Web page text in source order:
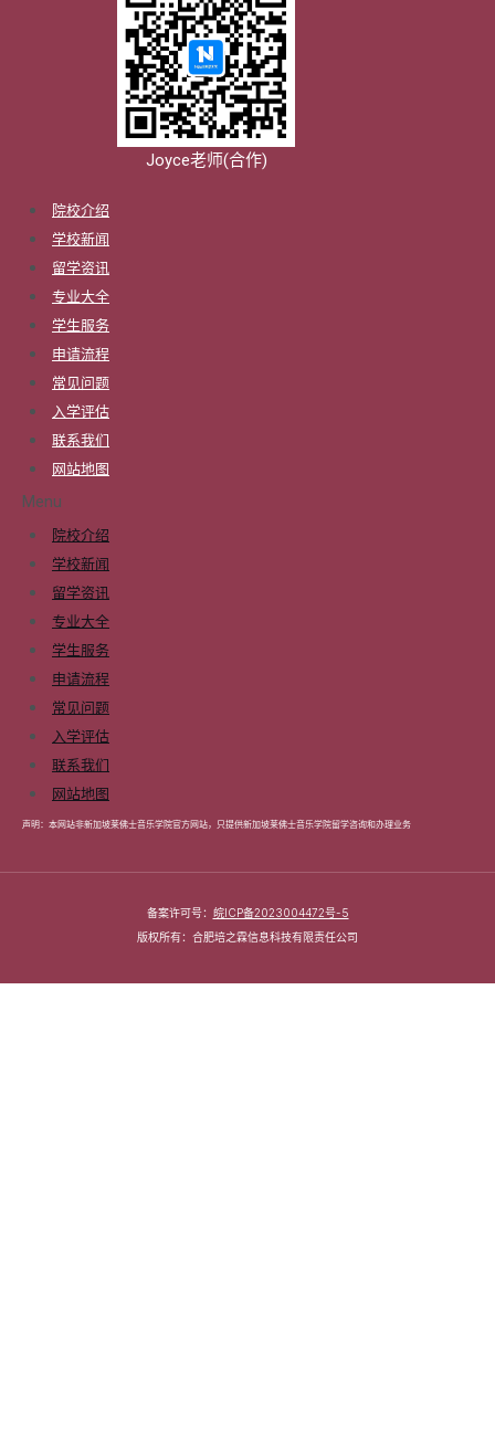
Joyce老师(合作)
院校介绍
学校新闻
留学资讯
专业大全
学生服务
申请流程
常见问题
入学评估
联系我们
网站地图
Menu
院校介绍
学校新闻
留学资讯
专业大全
学生服务
申请流程
常见问题
入学评估
联系我们
网站地图
声明：本网站非新加坡莱佛士音乐学院官方网站，只提供新加坡莱佛士音乐学院留学咨询和办理业务
备案许可号： 皖ICP备2023004472号-5
版权所有：合肥培之霖信息科技有限责任公司